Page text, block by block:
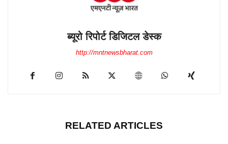
ब्यूरो रिपोर्ट डिजिटल डेस्क
http://mntnewsbharat.com
RELATED ARTICLES